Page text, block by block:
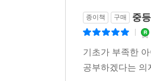
Day 39 History 역사
Day 40 Religion 종교
종이책 구매 중
기초가 부족한
공부하겠다는